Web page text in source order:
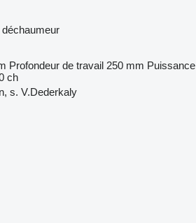
Profondeur de travail 250 mm Puissance
ch
s. V.Dederkaly